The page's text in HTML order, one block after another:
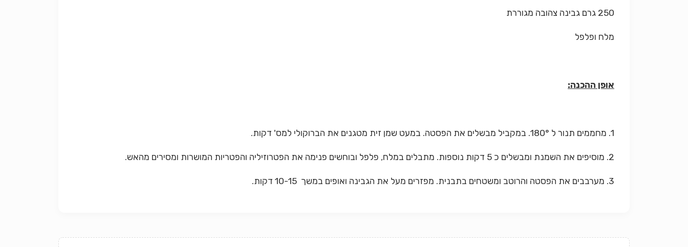
250 גרם גבינה צהובה מגוררת
מלח ופלפל
אופן ההכנה:
1. מחממים תנור ל 180°. במקביל מבשלים את הפסטה. במעט שמן זית מטגנים את הברוקולי למס' דקות.
2. מוסיפים את השמנת ומבשלים כ 5 דקות נוספות. מתבלים במלח, פלפל ובוחשים פנימה את הפטרוזיליה והפטריות המושרות ומסירים מהאש.
3. מערבבים את הפסטה והרוטב ומשטחים בתבנית. מפזרים מעל את הגבינה ואופים במשך 10-15 דקות.